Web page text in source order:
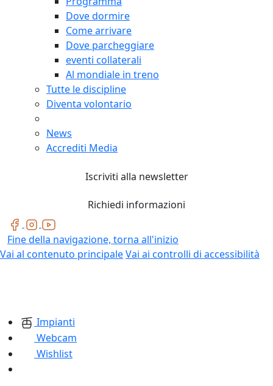
Dove dormire
Come arrivare
Dove parcheggiare
eventi collaterali
Al mondiale in treno
Tutte le discipline
Diventa volontario
News
Accrediti Media
Iscriviti alla newsletter
Richiedi informazioni
Fine della navigazione, torna all'inizio
Vai al contenuto principaleVai ai controlli di accessibilità
Impianti
Webcam
Wishlist